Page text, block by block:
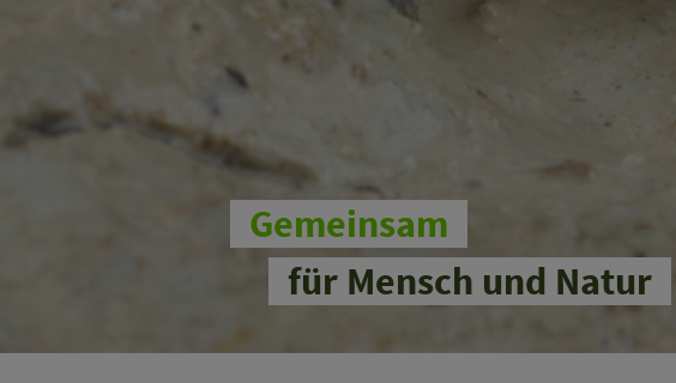
Gemeinsam
für Mensch und Natur